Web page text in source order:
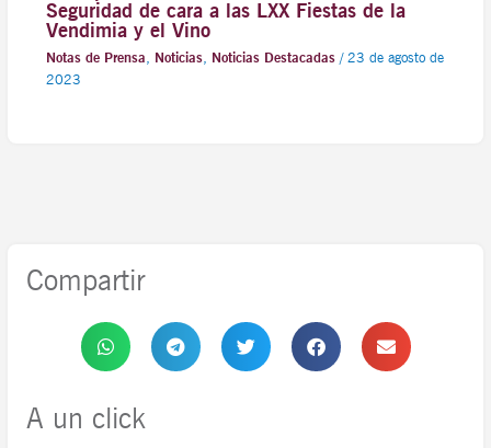
Seguridad de cara a las LXX Fiestas de la
Vendimia y el Vino
Notas de Prensa Noticias, Noticias Destacadas/ 23 de agosto de
2023
Compartir
A un click